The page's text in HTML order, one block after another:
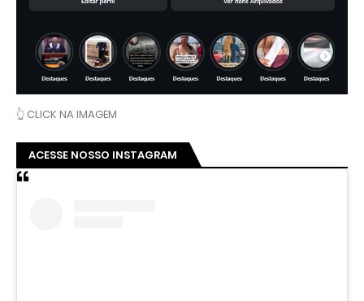
👆 CLICK NA IMAGEM
ACESSE NOSSO INSTAGRAM